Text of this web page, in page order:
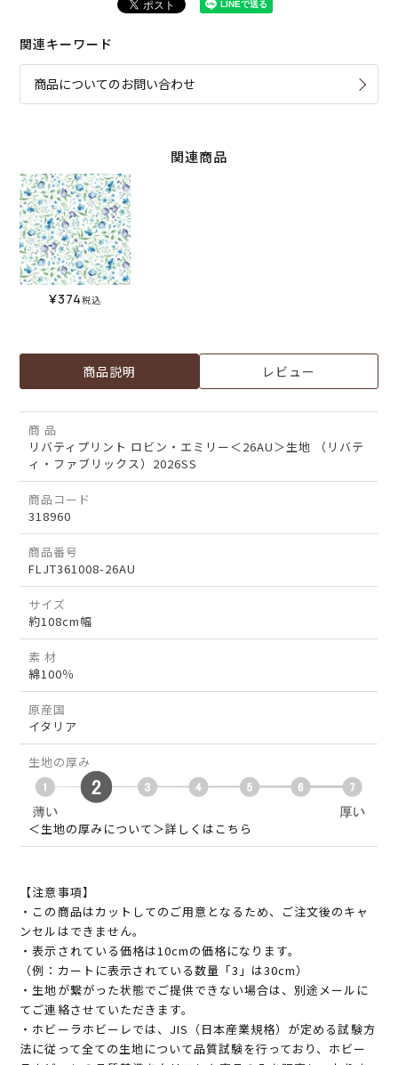
関連キーワード
商品についてのお問い合わせ
関連商品
¥374税込
商品説明 レビュー
商 品
リバティプリント ロビン・エミリー＜26AU＞生地 （リバテ
ィ・ファブリックス）2026SS
商品コード
318960
商品番号
FLJT361008-26AU
サイズ
約108cm幅
素 材
綿100％
原産国
イタリア
生地の厚み
＜生地の厚みについて＞詳しくはこちら
【注意事項】
・この商品はカットしてのご用意となるため、ご注文後のキャ
ンセルはできません。
・表示されている価格は10cmの価格になります。
（例：カートに表示されている数量「3」は30cm）
・生地が繋がった状態でご提供できない場合は、別途メールに
てご連絡させていただきます。
・ホビーラホビーレでは、JIS（日本産業規格）が定める試験方
法に従って全ての生地について品質試験を行っており、ホビー